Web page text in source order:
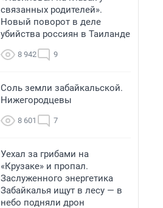
связанных родителей».
Новый поворот в деле
убийства россиян в Таиланде
8 942 9
Соль земли забайкальской.
Нижегородцевы
8 601 7
Уехал за грибами на
«Крузаке» и пропал.
Заслуженного энергетика
Забайкалья ищут в лесу — в
небо подняли дрон